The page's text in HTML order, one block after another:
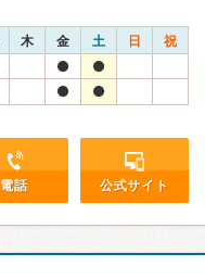
木 金 土 日 祝
電話 公式サイト